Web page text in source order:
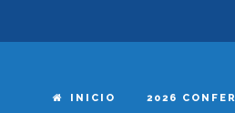
INICIO 2026